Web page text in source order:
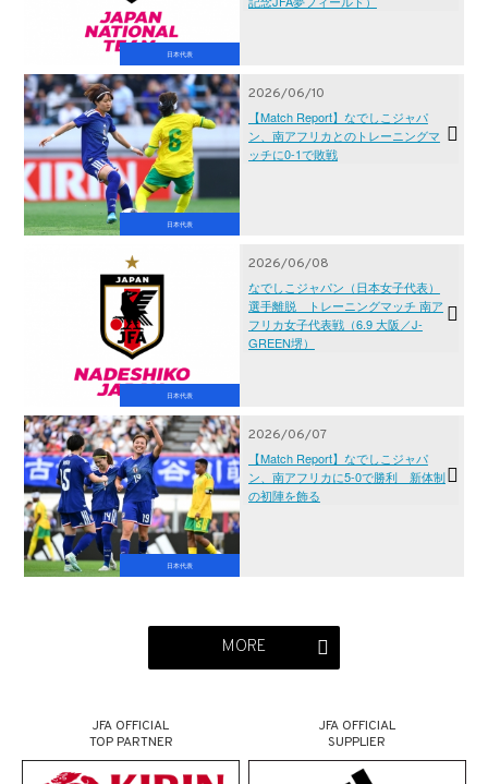
日本代表
日本代表
2026/06/10
【Match Report】なでしこジャパ
ン、南アフリカとのトレーニングマ
ッチに0-1で敗戦
日本代表
2026/06/08
なでしこジャパン（日本女子代表）
選手離脱 トレーニングマッチ 南ア
フリカ女子代表戦（6.9 大阪／J-
GREEN堺）
日本代表
2026/06/07
【Match Report】なでしこジャパ
ン、南アフリカに5-0で勝利 新体制
の初陣を飾る
MORE
JFA OFFICIAL
TOP PARTNER
JFA OFFICIAL
SUPPLIER